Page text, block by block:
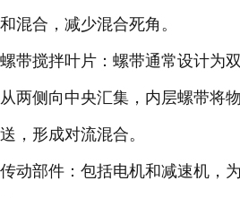
和混合，减少混合死角。
螺带搅拌叶片：螺带通常设计为
从两侧向中央汇集，内层螺带将
送，形成对流混合。
传动部件：包括电机和减速机，